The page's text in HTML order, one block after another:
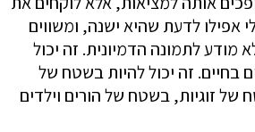
אפילו לדעת שהיא ישנה, ומשווים
מודע לתמונה הדמיונית. זה יכול
בחיים. זה יכול להיות בשטח של
זוגיות, בשטח של הורים וילדים